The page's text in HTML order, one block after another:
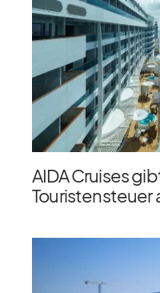
AIDA Cruises
Touristensteuer